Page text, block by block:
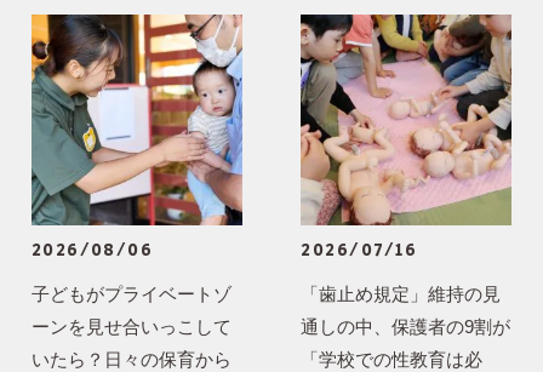
2026/08/06
子どもがプライベートゾ
ーンを見せ合いっこして
いたら？日々の保育から
2026/07/16
「歯止め規定」維持の見
通しの中、保護者の9割が
「学校での性教育は必